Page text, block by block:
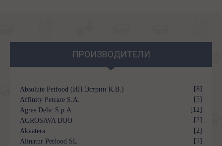
ПРОИЗВОДИТЕЛИ
Absolute Petfood (ИП Эстрин К.В.)
[8]
Affinity Petcare S.A.
[5]
Agras Delic S.p.A.
[12]
AGROSAVA DOO
[2]
Akvatera
[2]
Alinatur Petfood SL
[1]